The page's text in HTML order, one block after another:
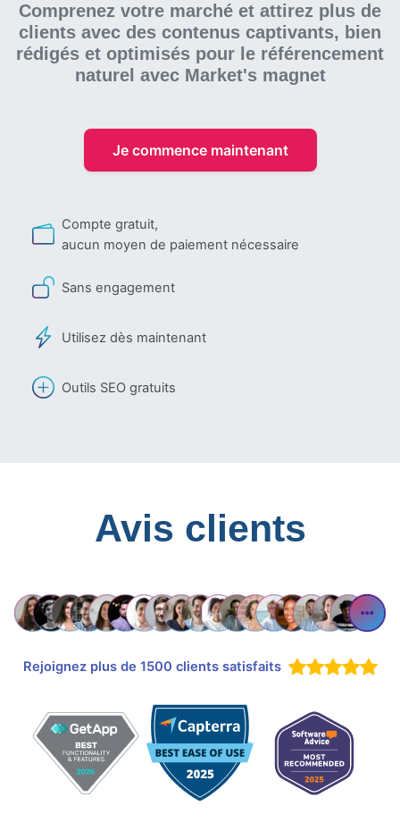
Comprenez votre marché et attirez plus de
clients avec des contenus captivants, bien
rédigés et optimisés pour le référencement
naturel avec Market's magnet
Je commence maintenant
Compte gratuit,
aucun moyen de paiement nécessaire
Sans engagement
Utilisez dès maintenant
Outils SEO gratuits
Avis clients
Rejoignez plus de 1500 clients satisfaits